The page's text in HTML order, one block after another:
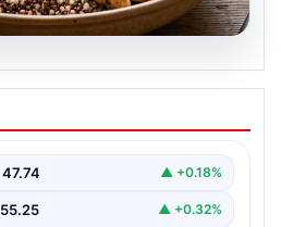
tutturan makro
ve tavuk kasesi
47.74 ▲ +0.18%
55.25 ▲ +0.32%